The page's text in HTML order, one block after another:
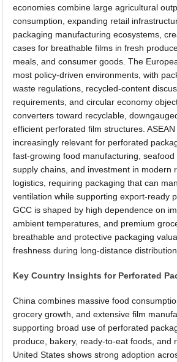
economies combine large agricultural
consumption, expanding retail
packaging manufacturing ecosystems,
cases for breathable films in fresh
meals, and consumer goods. The
most policy-driven environments, with
waste regulations, recycled-content
requirements, and circular economy
converters toward recyclable,
efficient perforated film structures.
increasingly relevant for perforated
fast-growing food manufacturing,
supply chains, and investment in modern
logistics, requiring packaging that can
ventilation while supporting export-ready
GCC is shaped by high dependence on
ambient temperatures, and premium
breathable and protective packaging
freshness during long-distance
Key Country Insights for Perforated
China combines massive food
grocery growth, and extensive film
supporting broad use of perforated
produce, bakery, ready-to-eat foods, and
United States shows strong adoption